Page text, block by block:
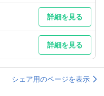
詳細を見る
詳細を見る
シェア用のページを表示